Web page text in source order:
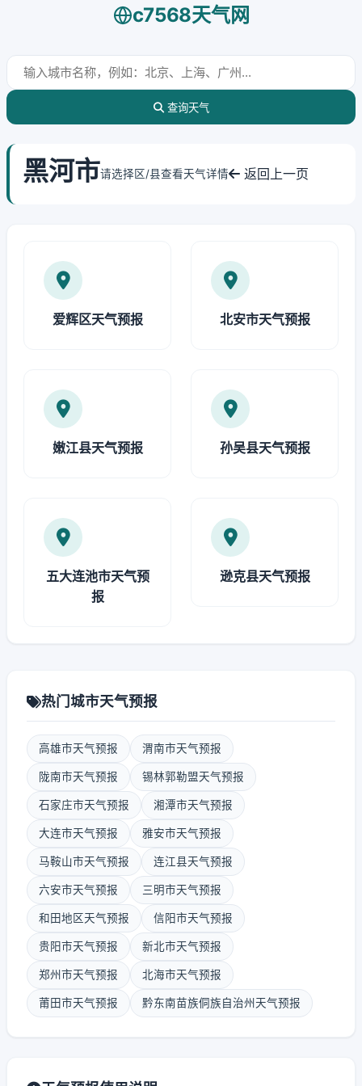
c7568天气网
查询天气
黑河市请选择区/县查看天气详情 返回上一页
爱辉区天气预报 北安市天气预报
嫩江县天气预报 孙吴县天气预报
五大连池市天气预
报
逊克县天气预报
热门城市天气预报
高雄市天气预报 渭南市天气预报
陇南市天气预报 锡林郭勒盟天气预报
石家庄市天气预报 湘潭市天气预报
大连市天气预报 雅安市天气预报
马鞍山市天气预报 连江县天气预报
六安市天气预报 三明市天气预报
和田地区天气预报 信阳市天气预报
贵阳市天气预报 新北市天气预报
郑州市天气预报 北海市天气预报
莆田市天气预报 黔东南苗族侗族自治州天气预报